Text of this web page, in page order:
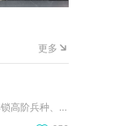
更多
万国觉醒低级兵种晋级核心是兵营直接晋升、前置解锁高阶兵种、资...